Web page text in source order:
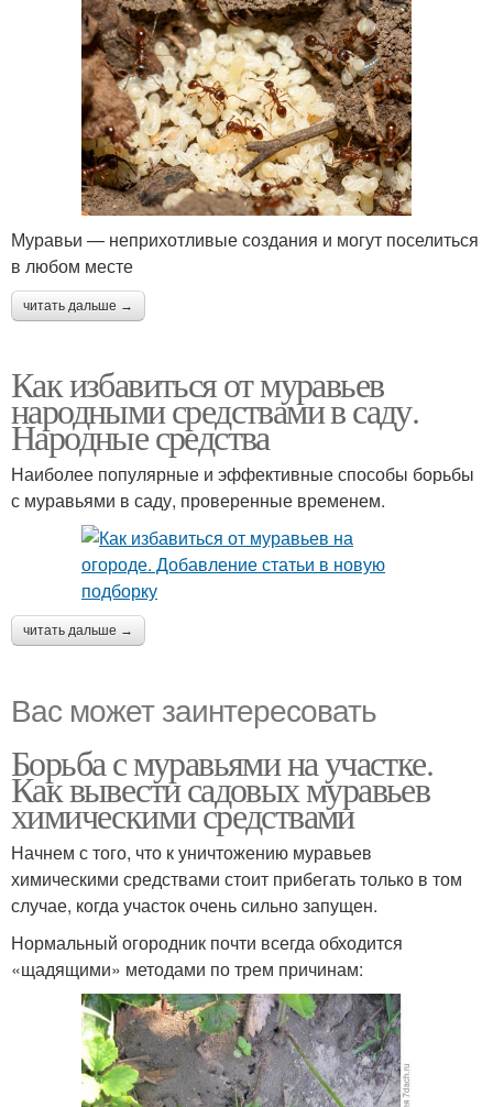
Муравьи — неприхотливые создания и могут поселиться
в любом месте
читать дальше →
Как избавиться от муравьев
народными средствами в саду.
Народные средства
Наиболее популярные и эффективные способы борьбы
с муравьями в саду, проверенные временем.
читать дальше →
Вас может заинтересовать
Борьба с муравьями на участке.
Как вывести садовых муравьев
химическими средствами
Начнем с того, что к уничтожению муравьев
химическими средствами стоит прибегать только в том
случае, когда участок очень сильно запущен.
Нормальный огородник почти всегда обходится
«щадящими» методами по трем причинам: